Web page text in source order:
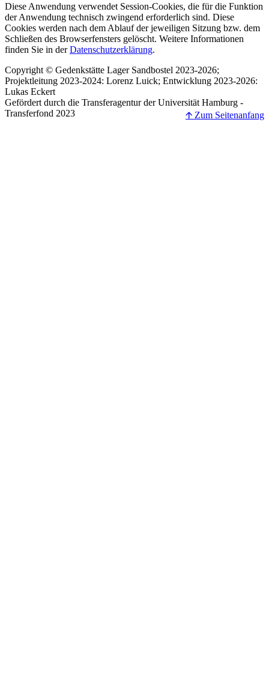
Diese Anwendung verwendet Session-Cookies, die für die Funktion
der Anwendung technisch zwingend erforderlich sind. Diese
Cookies werden nach dem Ablauf der jeweiligen Sitzung bzw. dem
Schließen des Browserfensters gelöscht. Weitere Informationen
finden Sie in derDatenschutzerklärung.
Copyright © Gedenkstätte Lager Sandbostel 2023-2026;
Projektleitung 2023-2024: Lorenz Luick; Entwicklung 2023-2026:
Lukas Eckert
Gefördert durch die Transferagentur der Universität Hamburg -
Transferfond 2023
🡩 Zum Seitenanfang